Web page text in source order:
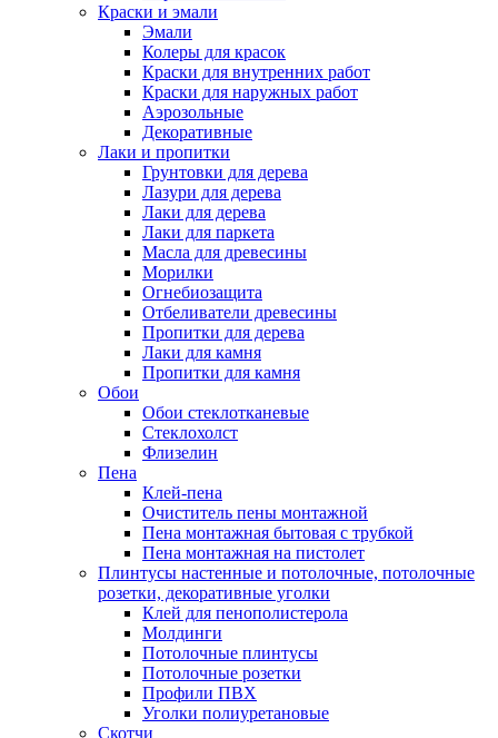
Краски и эмали
Эмали
Колеры для красок
Краски для внутренних работ
Краски для наружных работ
Аэрозольные
Декоративные
Лаки и пропитки
Грунтовки для дерева
Лазури для дерева
Лаки для дерева
Лаки для паркета
Масла для древесины
Морилки
Огнебиозащита
Отбеливатели древесины
Пропитки для дерева
Лаки для камня
Пропитки для камня
Обои
Обои стеклотканевые
Стеклохолст
Флизелин
Пена
Клей-пена
Очиститель пены монтажной
Пена монтажная бытовая с трубкой
Пена монтажная на пистолет
Плинтусы настенные и потолочные, потолочные
розетки, декоративные уголки
Клей для пенополистерола
Молдинги
Потолочные плинтусы
Потолочные розетки
Профили ПВХ
Уголки полиуретановые
Скотчи